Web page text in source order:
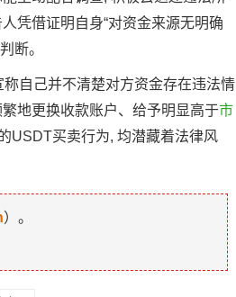
凭借证明自身“对资金来源无明确
断。
自己并不清楚对方资金存在违法情
地更换收款账户、给予明显高于市
USDT买卖行为, 均潜藏着法律风
）。